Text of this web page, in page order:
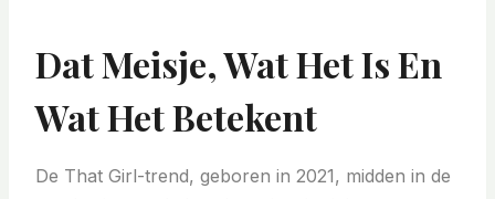
Dat Meisje, Wat Het Is En
Wat Het Betekent
De That Girl-trend, geboren in 2021, midden in de